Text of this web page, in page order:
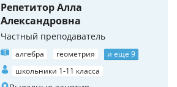
Репетитор Алла
Александровна
Частный преподаватель
алгебра геометрия
и еще 9
школьники 1-11 класса